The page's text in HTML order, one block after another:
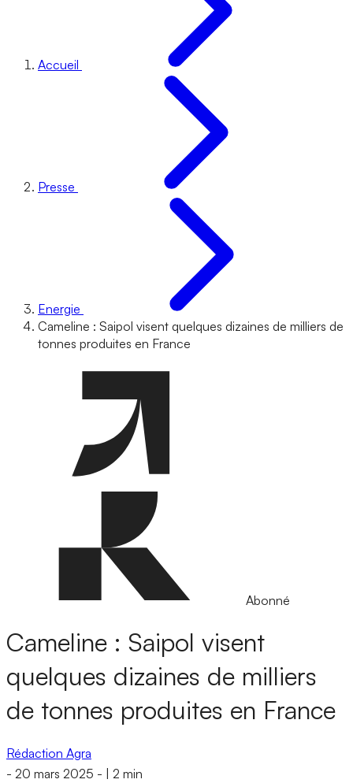
Accueil
Presse
Energie
Cameline : Saipol visent quelques dizaines de milliers de
tonnes produites en France
Abonné
Cameline : Saipol visent
quelques dizaines de milliers
de tonnes produites en France
Rédaction Agra
- 20 mars 2025 - 2 min